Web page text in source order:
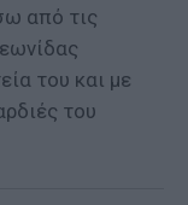
από τις
του και με
του